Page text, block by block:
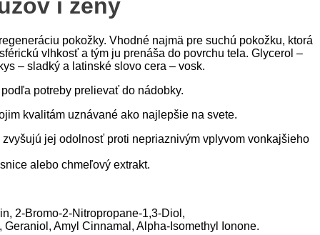
i ženy
pokožky. Vhodné najmä pre suchú pokožku, ktorá
vlhkosť a tým ju prenáša do povrchu tela. Glycerol –
– sladký a latinské slovo cera – vosk.
potreby prelievať do nádobky.
kvalitám uznávané ako najlepšie na svete.
jej odolnosť proti nepriaznivým vplyvom vonkajšieho
alebo chmeľový extrakt.
2-Bromo-2-Nitropropane-1,3-Diol,
Amyl Cinnamal, Alpha-Isomethyl Ionone.